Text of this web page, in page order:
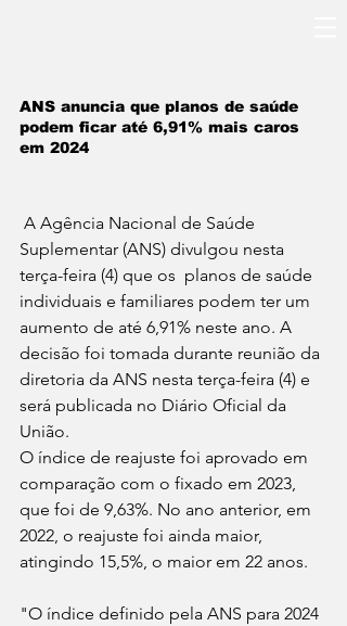
ANS anuncia que planos de saúde
podem ficar até 6,91% mais caros
em 2024
A Agência Nacional de Saúde
Suplementar (ANS) divulgou nesta
terça-feira (4) que os  planos de saúde
individuais e familiares podem ter um
aumento de até 6,91% neste ano. A
decisão foi tomada durante reunião da
diretoria da ANS nesta terça-feira (4) e
será publicada no Diário Oficial da
União.
O índice de reajuste foi aprovado em
comparação com o fixado em 2023,
que foi de 9,63%. No ano anterior, em
2022, o reajuste foi ainda maior,
atingindo 15,5%, o maior em 22 anos.
"O índice definido pela ANS para 2024